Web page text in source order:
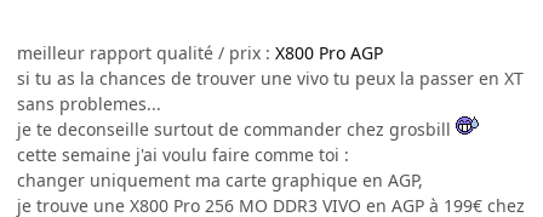
meilleur rapport qualité / prix : X800 Pro AGP
si tu as la chances de trouver une vivo tu peux la passer en XT
sans problemes...
je te deconseille surtout de commander chez grosbill
cette semaine j'ai voulu faire comme toi :
changer uniquement ma carte graphique en AGP,
je trouve une X800 Pro 256 MO DDR3 VIVO en AGP à 199€ chez